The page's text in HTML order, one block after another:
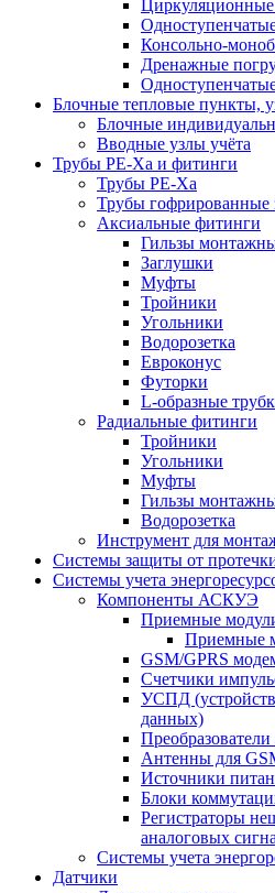
Консольно-
Дренажные
Блочные тепловые пункты,
Блочные
Вводные узлы учёта
Трубы РЕ-Ха и фитинги
Трубы РЕ-Ха
Трубы гофрированные
Аксиальные фитинги
Гильзы
Заглушки
Муфты
Тройники
Угольники
Водорозетка
Евроконус
Футорки
L-образные
Радиальные фитинги
Тройники
Угольники
Муфты
Гильзы
Водорозетка
Инструмент для
Системы защиты от
Системы учета
Компоненты АСКУЭ
Приемные
Приемные
GSM/GPRS
Счетчики
УСПД
данных)
Антенны для
Источники
Блоки
Регистраторы
аналоговых
Системы учета
Датчики